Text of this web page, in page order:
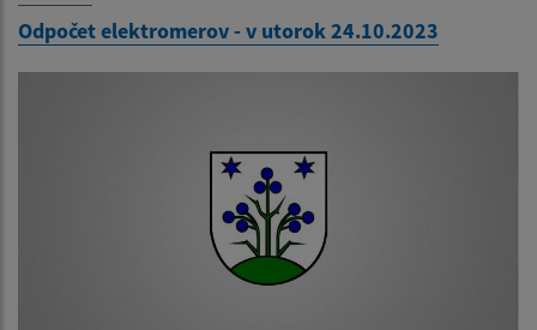
Odpočet elektromerov - v utorok 24.10.2023